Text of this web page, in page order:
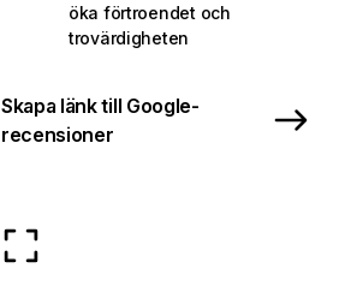
öka förtroendet och
trovärdigheten
Skapa länk till Google-
recensioner